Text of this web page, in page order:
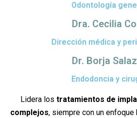
Odontología
Dra. Cecilia
Dirección médica y
Dr. Borja
Endodoncia y
Lidera los tratamientos de
complejos, siempre con un